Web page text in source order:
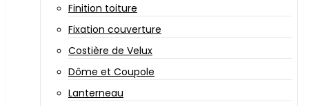
Finition toiture
Fixation couverture
Costière de Velux
Dôme et Coupole
Lanterneau